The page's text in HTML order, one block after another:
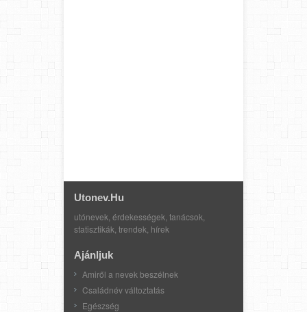
Utonev.hu
utónevek, érdekességek, tanácsok,
statisztikák, trendek, hírek
Ajánljuk
Amiről a nevek beszélnek
Családnév változtatás
Egészség